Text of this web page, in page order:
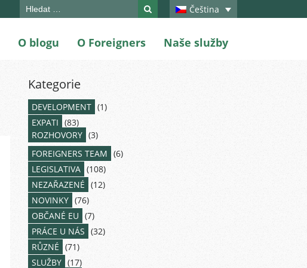
Čeština
Search
O blogu O Foreigners Naše služby
Kategorie
DEVELOPMENT (1)
EXPATI (83)
ROZHOVORY (3)
FOREIGNERS TEAM (6)
LEGISLATIVA (108)
NEZAŘAZENÉ (12)
NOVINKY (76)
OBČANÉ EU (7)
PRÁCE U NÁS (32)
RŮZNÉ (71)
SLUŽBY (17)